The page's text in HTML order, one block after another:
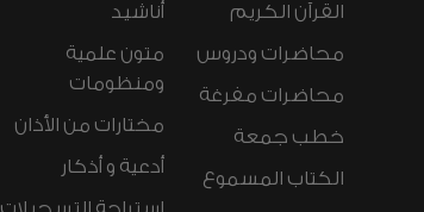
القرآن الكريم
محاضرات ودروس
محاضرات مفرغة
خطب جمعة
الكتاب المسموع
أناشيد
متون علمية
ومنظومات
مختارات من الأذان
أدعية و أذكار